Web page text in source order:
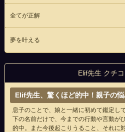
全てが正解
夢を叶える
Elif先生 クチ
Elif先生、驚くほど的中！親子の
息子のことで、娘と一緒に初めて鑑定し
下の名前だけで、今までの行動や言動が
的中。また今後起こりうること、それに